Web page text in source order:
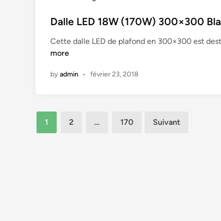
s
e
d
n
Dalle LED 18W (170W) 300×300
Cette dalle LED de plafond en 300×300 est
more
byadmin • février 23, 2018
Pagination
des
1 2 … 170 Suivant